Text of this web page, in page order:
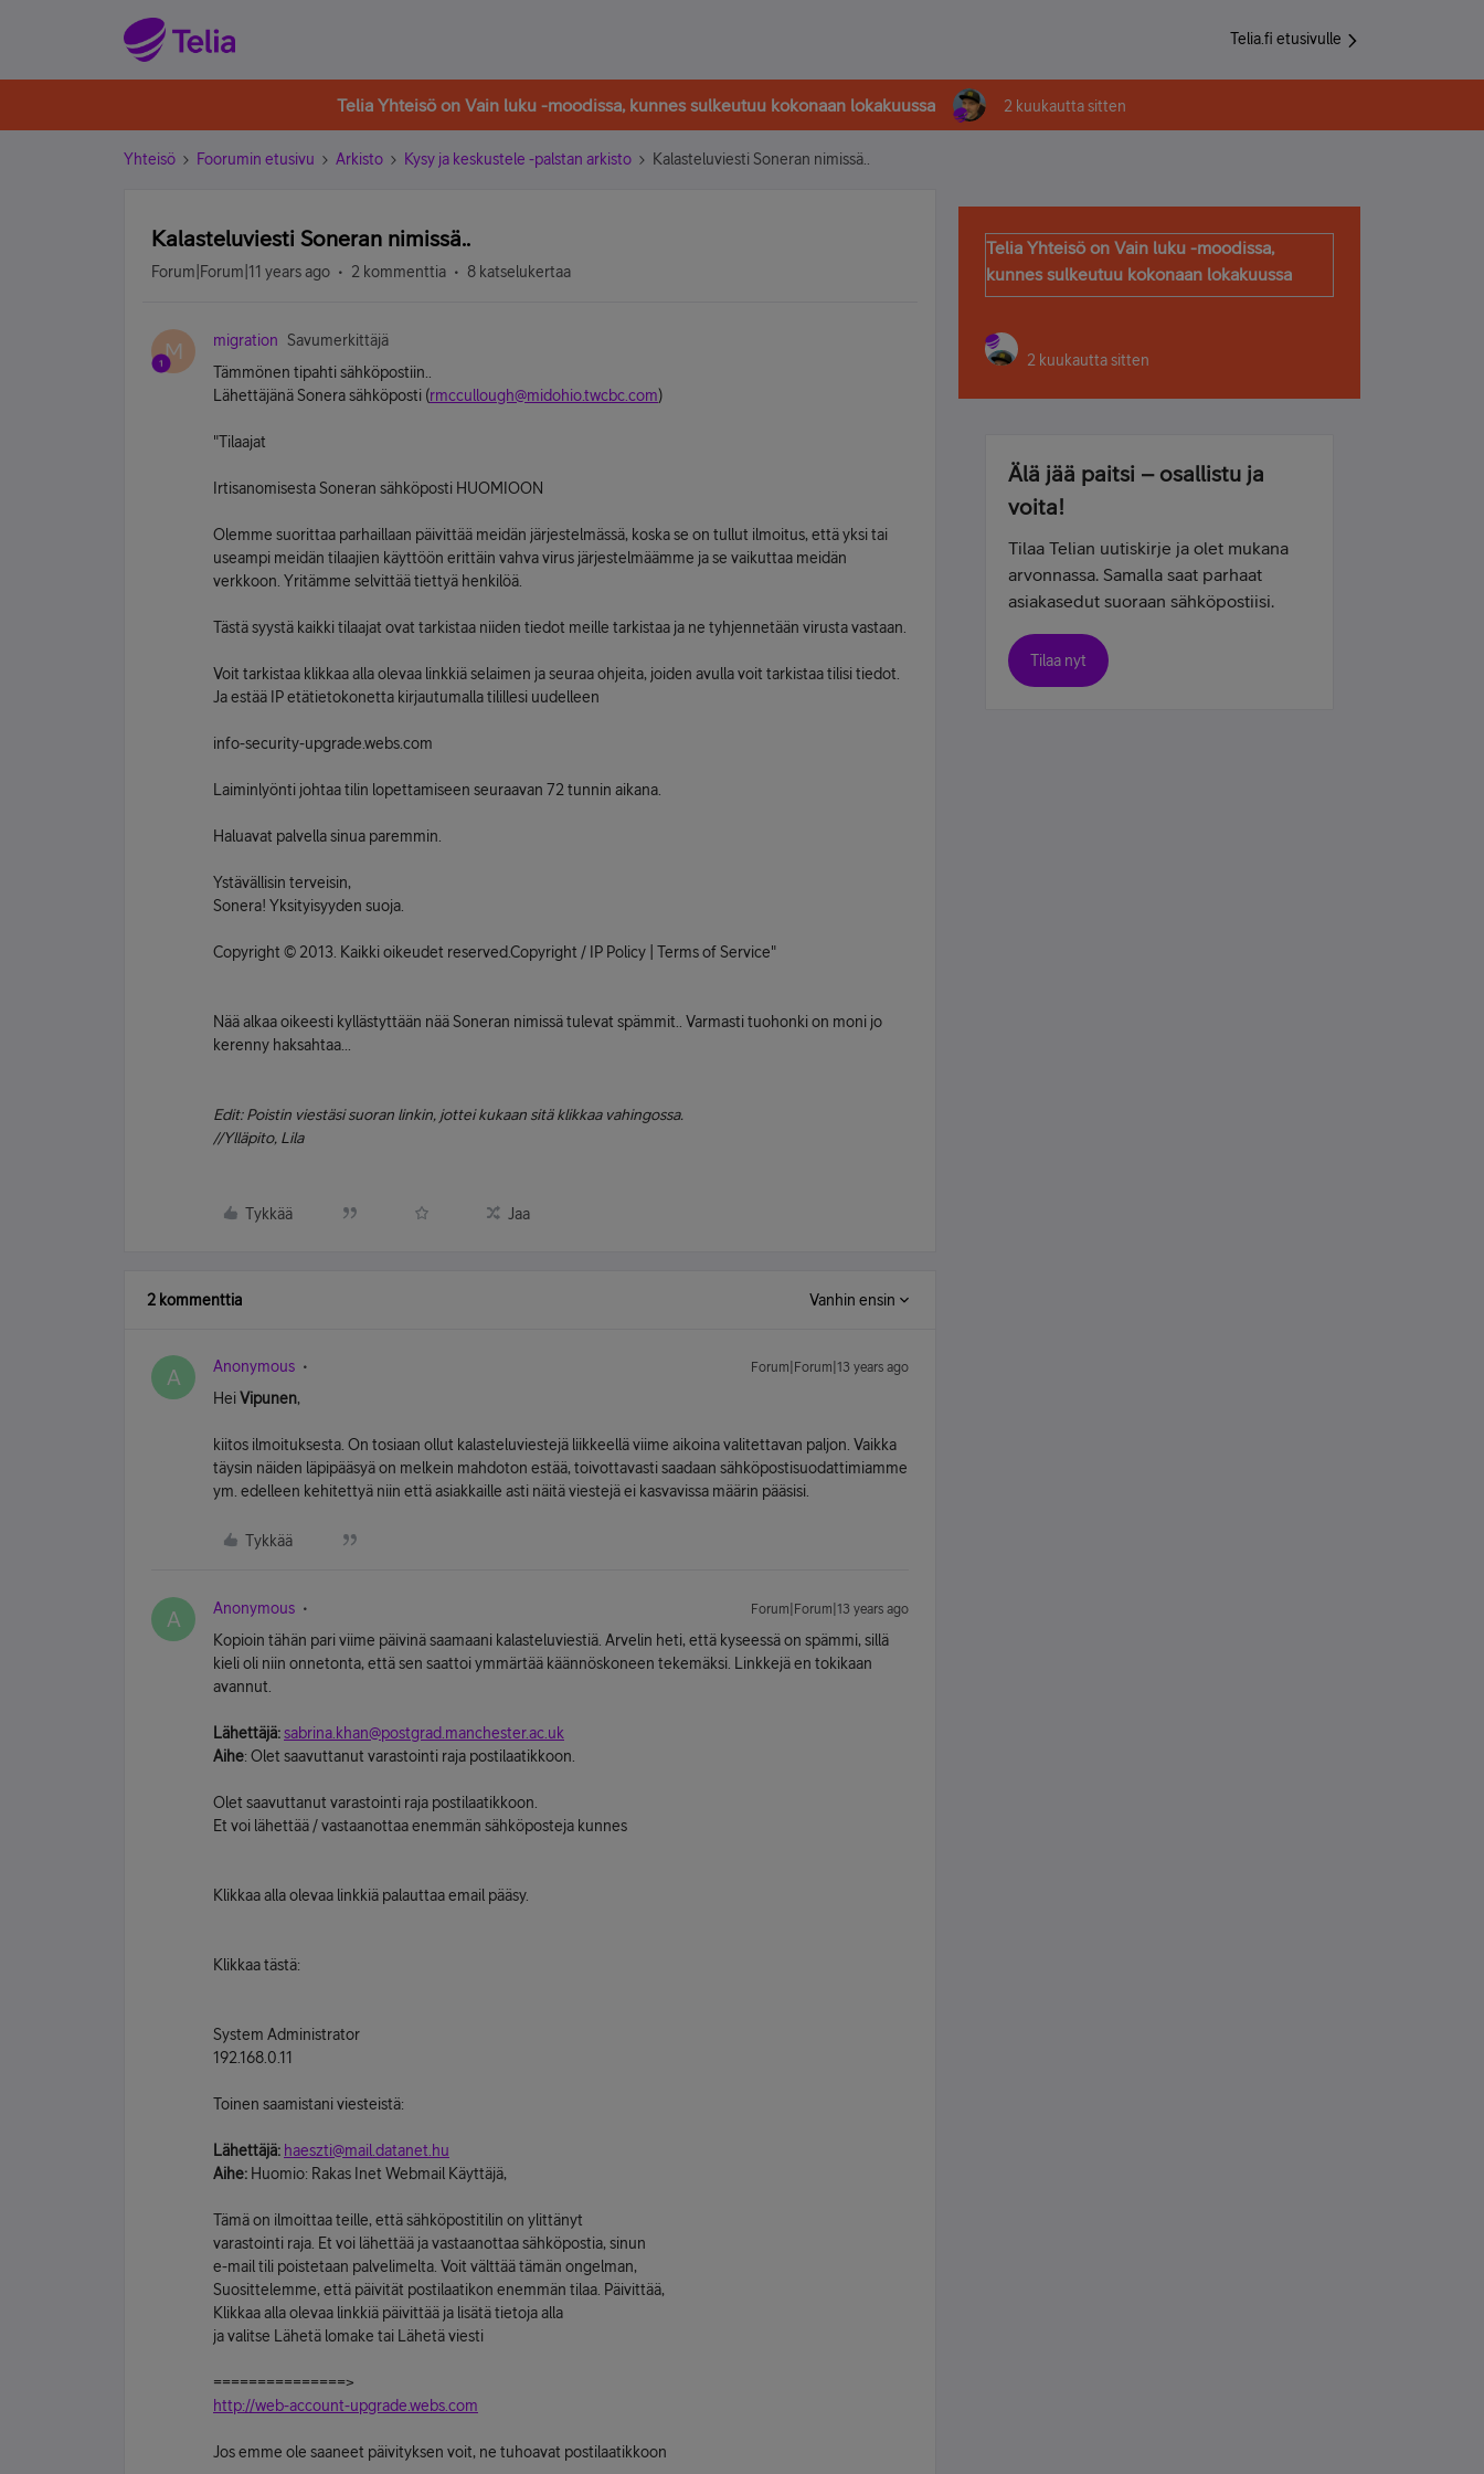
Telia.fi etusivulle
Telia Yhteisö on Vain luku -moodissa, kunnes sulkeutuu kokonaan lokakuussa 2 kuukautta sitten
Yhteisö Foorumin etusivu Arkisto Kysy ja keskustele -palstan arkisto Kalasteluviesti Soneran nimissä..
Kalasteluviesti Soneran nimissä..
Forum|Forum|11 years ago 2 kommenttia 8 katselukertaa
M migration
Savumerkittäjä
Tämmönen tipahti sähköpostiin..
Lähettäjänä Sonera sähköposti (rmccullough@midohio.twcbc.com)
"Tilaajat
Irtisanomisesta Soneran sähköposti HUOMIOON
Olemme suorittaa parhaillaan päivittää meidän järjestelmässä, koska se on tullut ilmoitus, että yksi tai
useampi meidän tilaajien käyttöön erittäin vahva virus järjestelmäämme ja se vaikuttaa meidän
verkkoon. Yritämme selvittää tiettyä henkilöä.
Tästä syystä kaikki tilaajat ovat tarkistaa niiden tiedot meille tarkistaa ja ne tyhjennetään virusta vastaan​​.
Voit tarkistaa klikkaa alla olevaa linkkiä selaimen ja seuraa ohjeita, joiden avulla voit tarkistaa tilisi tiedot.
Ja estää IP etätietokonetta kirjautumalla tilillesi uudelleen
info-security-upgrade.webs.com
Laiminlyönti johtaa tilin lopettamiseen seuraavan 72 tunnin aikana.
Haluavat palvella sinua paremmin.
Ystävällisin terveisin,
Sonera! Yksityisyyden suoja.
Copyright © 2013. Kaikki oikeudet reserved.Copyright / IP Policy | Terms of Service"
Nää alkaa oikeesti kyllästyttään nää Soneran nimissä tulevat spämmit.. Varmasti tuohonki on moni jo
kerenny haksahtaa...
Edit: Poistin viestäsi suoran linkin, jottei kukaan sitä klikkaa vahingossa.
//Ylläpito, Lila
Tykkää Jaa
2 kommenttia Vanhin ensin
A Anonymous Forum|Forum|13 years ago
HeiVipunen,
kiitos ilmoituksesta. On tosiaan ollut kalasteluviestejä liikkeellä viime aikoina valitettavan paljon. Vaikka
täysin näiden läpipääsyä on melkein mahdoton estää, toivottavasti saadaan sähköpostisuodattimiamme
ym. edelleen kehitettyä niin että asiakkaille asti näitä viestejä ei kasvavissa määrin pääsisi.
Tykkää
A Anonymous Forum|Forum|13 years ago
Kopioin tähän pari viime päivinä saamaani kalasteluviestiä. Arvelin heti, että kyseessä on spämmi, sillä
kieli oli niin onnetonta, että sen saattoi ymmärtää käännöskoneen tekemäksi. Linkkejä en tokikaan
avannut.
Lähettäjä:sabrina.khan@postgrad.manchester.ac.uk
Aihe: Olet saavuttanut varastointi raja postilaatikkoon.
Olet saavuttanut varastointi raja postilaatikkoon.
Et voi lähettää / vastaanottaa enemmän sähköposteja kunnes
Klikkaa alla olevaa linkkiä palauttaa email pääsy.
Klikkaa tästä:
System Administrator
192.168.0.11
Toinen saamistani viesteistä:
Lähettäjä: haeszti@mail.datanet.hu
Aihe: Huomio: Rakas Inet Webmail Käyttäjä,
Tämä on ilmoittaa teille, että sähköpostitilin on ylittänyt
varastointi raja. Et voi lähettää ja vastaanottaa sähköpostia, sinun
e-mail tili poistetaan palvelimelta. Voit välttää tämän ongelman,
Suosittelemme, että päivität postilaatikon enemmän tilaa. Päivittää,
Klikkaa alla olevaa linkkiä päivittää ja lisätä tietoja alla
ja valitse Lähetä lomake tai Lähetä viesti
===============>
http://web-account-upgrade.webs.com
Jos emme ole saaneet päivityksen voit, ne tuhoavat postilaatikkoon
Telia Yhteisö on Vain luku -moodissa,
kunnes sulkeutuu kokonaan lokakuussa
2 kuukautta sitten
Älä jää paitsi – osallistu ja
voita!
Tilaa Telian uutiskirje ja olet mukana
arvonnassa. Samalla saat parhaat
asiakasedut suoraan sähköpostiisi.
Tilaa nyt